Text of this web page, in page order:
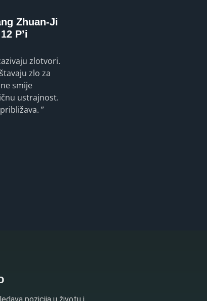
Zhuan-Ji
P’i
zlotvori.
zlo za
smije
ustrajnost.
”